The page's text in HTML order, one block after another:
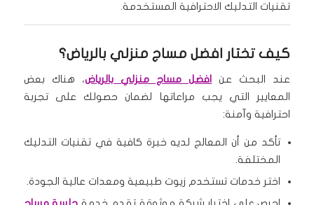
تقنيات التدليك الاحترافية المستخدمة.
كيف تختار افضل مساج منزلي بالرياض؟
عند البحث عن افضل مساج منزلي بالرياض، هناك بعض
المعايير التي يجب مراعاتها لضمان حصولك على تجربة
احترافية وآمنة:
تأكد من أن المعالج لديه خبرة كافية في تقنيات التدليك
المختلفة.
اختر خدمات تستخدم زيوت طبيعية ومعدات عالية الجودة.